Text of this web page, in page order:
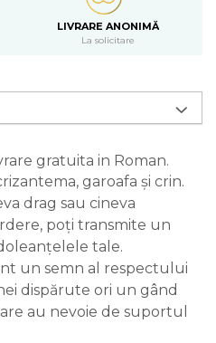
LIVRARE ANONIMĂ
La solicitare
gratuita in Roman.
garoafa și crin.
drag sau cineva
poți transmite un
tale.
un semn al respectului
dispărute ori un gând
au nevoie de suportul